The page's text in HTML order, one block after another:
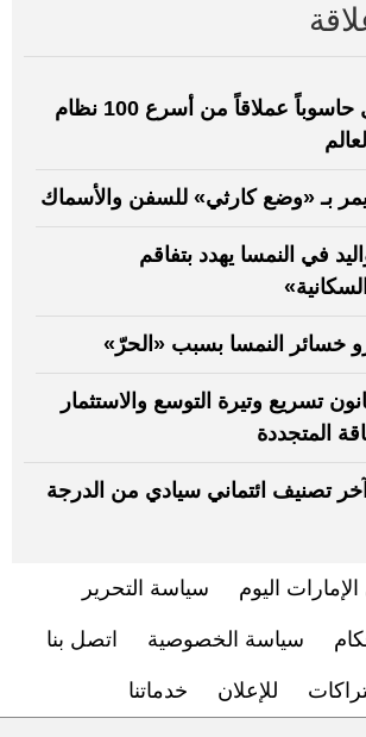
النمسا تشغّل حاسوباً عملاقاً من أسرع 100 نظام
يمر بـ «وضع كارثي» للسفن والأسماك
في النمسا يهدد بتفاقم
تسريع وتيرة التوسع والاستثمار
المتجددة
آخر تصنيف ائتماني سيادي من الدرجة
اليوم سياسة التحرير
سياسة الخصوصية اتصل بنا
للإعلان خدماتنا